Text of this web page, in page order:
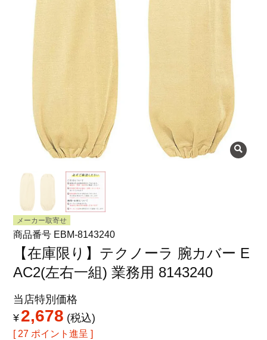
よくある質問
facebook
お問い合わせ
プライバシーポリシー
特定商取引法に関する表示
メーカー取寄せ
商品番号 EBM-8143240
【在庫限り】テクノーラ 腕カバー E
AC2(左右一組) 業務用 8143240
当店特別価格
¥ 2,678 税込
27 ポイント進呈 ]